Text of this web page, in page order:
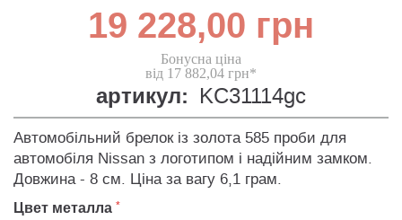
19 228,00 грн
Бонусна ціна
від 17 882,04 грн*
артикул: KC31114gc
Автомобільний брелок із золота 585 проби для
автомобіля Nissan з логотипом і надійним замком.
Довжина - 8 см. Ціна за вагу 6,1 грам.
Цвет металла